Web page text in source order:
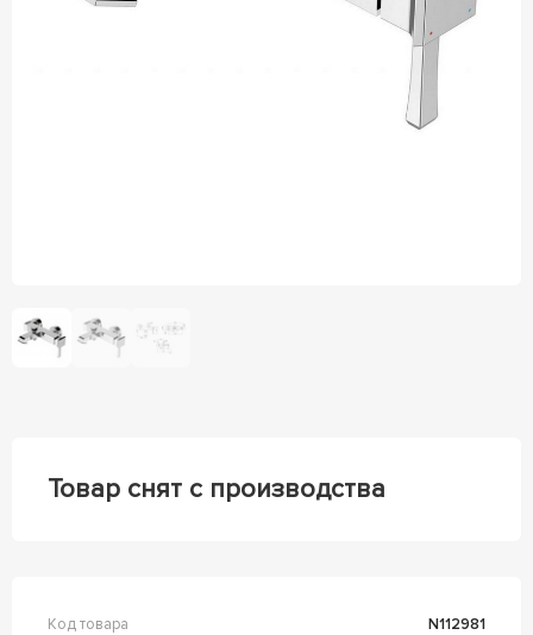
Товар снят с производства
Код товара
n112981